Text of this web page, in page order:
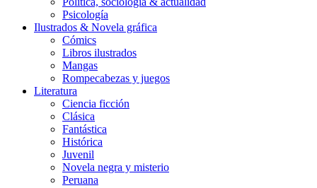
Psicología
Ilustrados & Novela gráfica
Cómics
Libros ilustrados
Mangas
Rompecabezas y juegos
Literatura
Ciencia ficción
Clásica
Fantástica
Histórica
Juvenil
Novela negra y misterio
Peruana